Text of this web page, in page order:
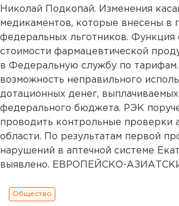
Николай Подкопай. Изменения
медикаментов, которые внесены в
федеральных льготников. Функция
стоимости фармацевтической
в Федеральную службу по
возможность неправильного
дотационных денег, выплачиваемых
федерального бюджета. РЭК
проводить контрольные проверки
области. По результатам первой
нарушений в аптечной системе
выявлено. ЕВРОПЕЙСКО-
Общество